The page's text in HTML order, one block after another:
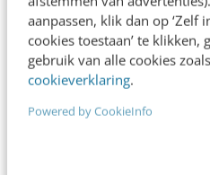
aanpassen, klik dan op ‘Zelf
cookies toestaan’ te klikken,
gebruik van alle cookies zoals
cookieverklaring.
Powered by CookieInfo